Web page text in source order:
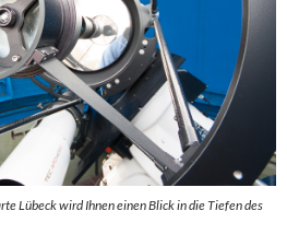
Lübeck wird Ihnen einen Blick in die Tiefen des